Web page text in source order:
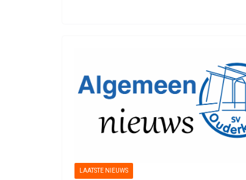
LAATSTE NIEUWS